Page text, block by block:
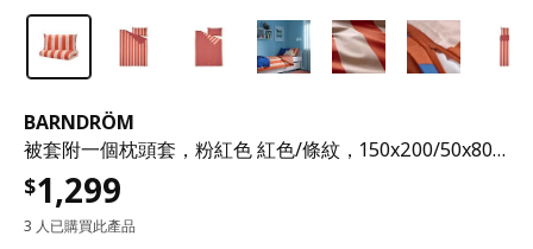
BARNDRÖM
被套附一個枕頭套，粉紅色 紅色/條紋，150x200/50x80 公分
$1,299
3 人已購買此產品